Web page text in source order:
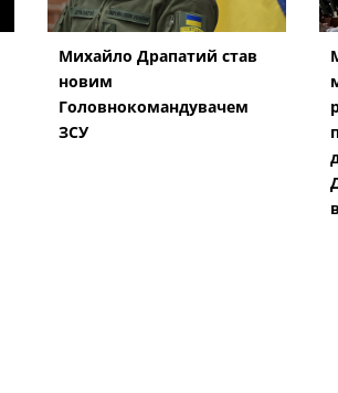
Михайло Драпатий став
новим
Головнокомандувачем
ЗСУ